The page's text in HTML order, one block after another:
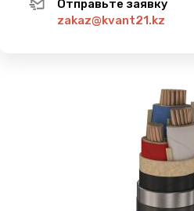
Отправьте заявку
zakaz@kvant21.kz